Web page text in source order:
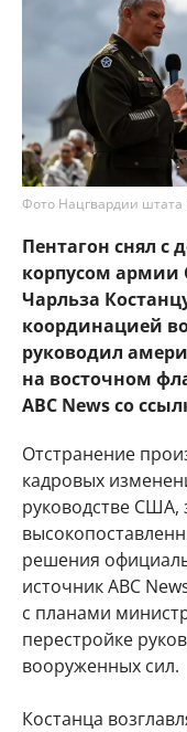
Фото Нацгвардии
Пентагон снял
корпусом армии
Чарльза
координацией
руководил
на восточном
ABC News со
Отстранение
кадровых
руководстве США,
решения
источник ABC
с планами
перестройке
вооруженных сил.
Костанца